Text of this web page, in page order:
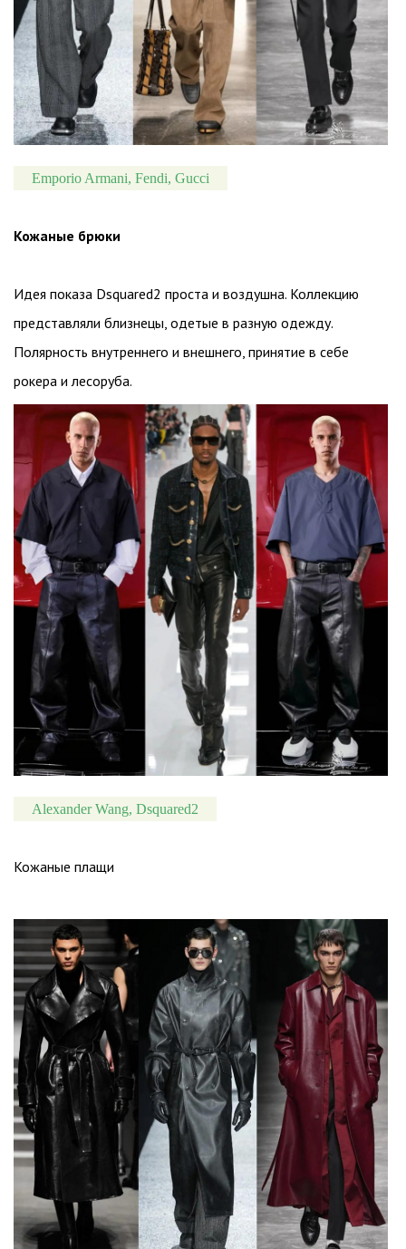
Emporio Armani, Fendi, Gucci
Кожаные брюки
Идея показа Dsquared2 проста и воздушна. Коллекцию
представляли близнецы, одетые в разную одежду.
Полярность внутреннего и внешнего, принятие в себе
рокера и лесоруба.
Alexander Wang, Dsquared2
Кожаные плащи